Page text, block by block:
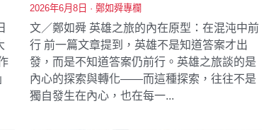
2026年6月8日 · 鄭如舜專欄
文／鄭如舜 英雄之旅的內在原型：在混沌中前
行 前一篇文章提到，英雄不是知道答案才出
發，而是不知道答案仍前行。英雄之旅談的是
內心的探索與轉化——而這種探索，往往不是
獨自發生在內心，也在每一...